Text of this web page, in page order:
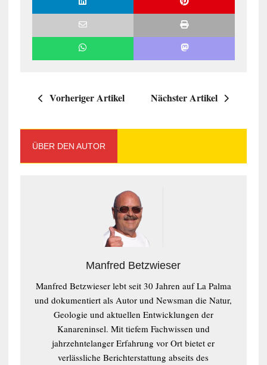
Vorheriger Artikel Nächster Artikel
ÜBER DEN AUTOR
Manfred Betzwieser
Manfred Betzwieser lebt seit 30 Jahren auf La Palma
und dokumentiert als Autor und Newsman die Natur,
Geologie und aktuellen Entwicklungen der
Kanareninsel. Mit tiefem Fachwissen und
jahrzehntelanger Erfahrung vor Ort bietet er
verlässliche Berichterstattung abseits des